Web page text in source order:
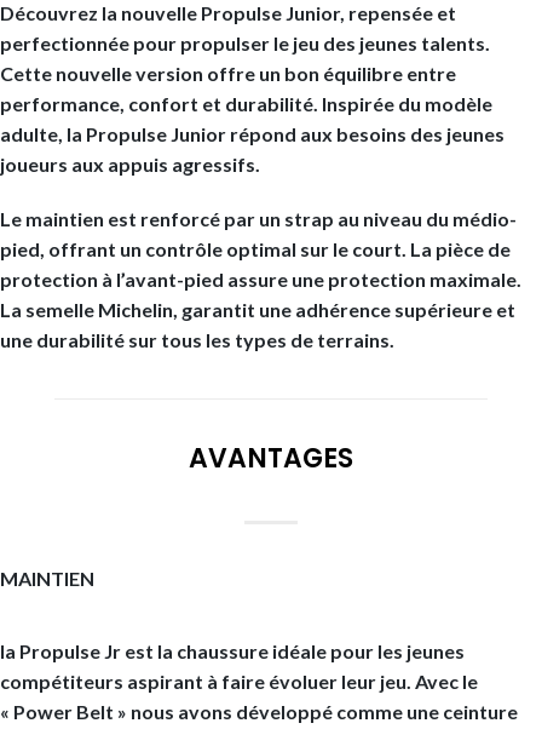
Découvrez la nouvelle Propulse Junior, repensée et
perfectionnée pour propulser le jeu des jeunes talents.
Cette nouvelle version offre un bon équilibre entre
performance, confort et durabilité. Inspirée du modèle
adulte, la Propulse Junior répond aux besoins des jeunes
joueurs aux appuis agressifs.
Le maintien est renforcé par un strap au niveau du médio-
pied, offrant un contrôle optimal sur le court. La pièce de
protection à l’avant-pied assure une protection maximale.
La semelle Michelin, garantit une adhérence supérieure et
une durabilité sur tous les types de terrains.
AVANTAGES
MAINTIEN
la Propulse Jr est la chaussure idéale pour les jeunes
compétiteurs aspirant à faire évoluer leur jeu. Avec le
« Power Belt » nous avons développé comme une ceinture